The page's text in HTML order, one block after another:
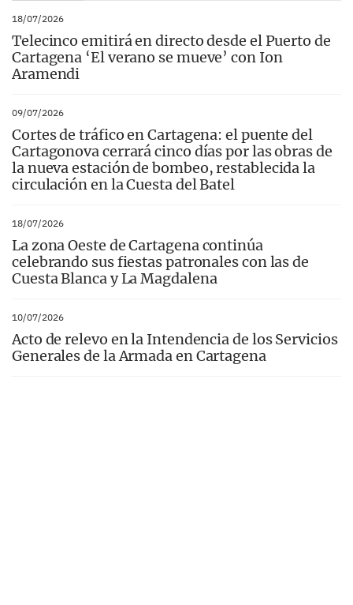
18/07/2026
Telecinco emitirá en directo desde el Puerto de
Cartagena ‘El verano se mueve’ con Ion
Aramendi
09/07/2026
Cortes de tráfico en Cartagena: el puente del
Cartagonova cerrará cinco días por las obras de
la nueva estación de bombeo, restablecida la
circulación en la Cuesta del Batel
18/07/2026
La zona Oeste de Cartagena continúa
celebrando sus fiestas patronales con las de
Cuesta Blanca y La Magdalena
10/07/2026
Acto de relevo en la Intendencia de los Servicios
Generales de la Armada en Cartagena